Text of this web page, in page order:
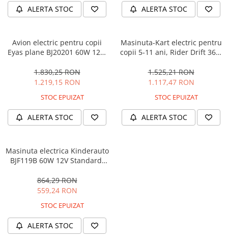
ALERTA STOC ALERTA STOC
Avion electric pentru copii
Eyas plane BJ20201 60W 12V,
1.830,25 RON
1.219,15 RON
STOC EPUIZAT
ALERTA STOC
Masinuta-Kart electric pentru
copii 5-11 ani, Rider Drift 360,
1.525,21 RON
1.117,47 RON
STOC EPUIZAT
ALERTA STOC
Masinuta electrica Kinderauto
BJF119B 60W 12V Standard,
864,29 RON
559,24 RON
STOC EPUIZAT
ALERTA STOC